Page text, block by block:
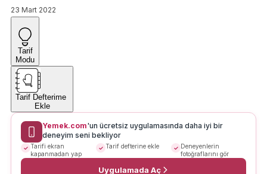
23 Mart 2022
Tarif
Modu
Tarif Defterime
Ekle
Yemek.com'un ücretsiz uygulamasında daha iyi bir
deneyim seni bekliyor
Tarifi ekran
kapanmadan yap
Tarif defterine ekle
Deneyenlerin
fotoğraflarını gör
Uygulamada Aç